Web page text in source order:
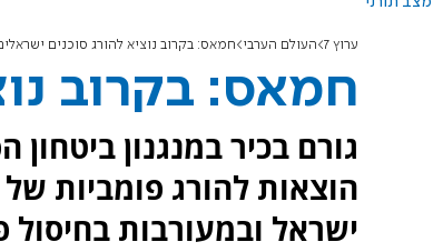
ערוץ 7 העולם הערבי חמאס: בקרוב נוציא להורג סוכנים
חמאס: בקרוב
גורם בכיר במנגנון
הוצאות להורג פומביות
ישראל ובמעורבות בחיסול